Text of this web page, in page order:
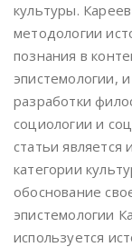
культуры.
методологии
познания в
эпистемологии,
разработки
социологии и
статьи является
категории
обоснование
эпистемологии
используется